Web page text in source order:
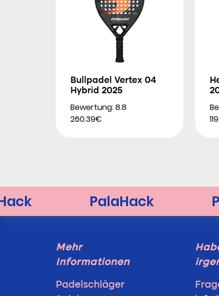
Bullpadel Vertex 04
Hybrid 2025
Bewertung: 8.8
260.39€
Mehr
Informationen
Padelschläger